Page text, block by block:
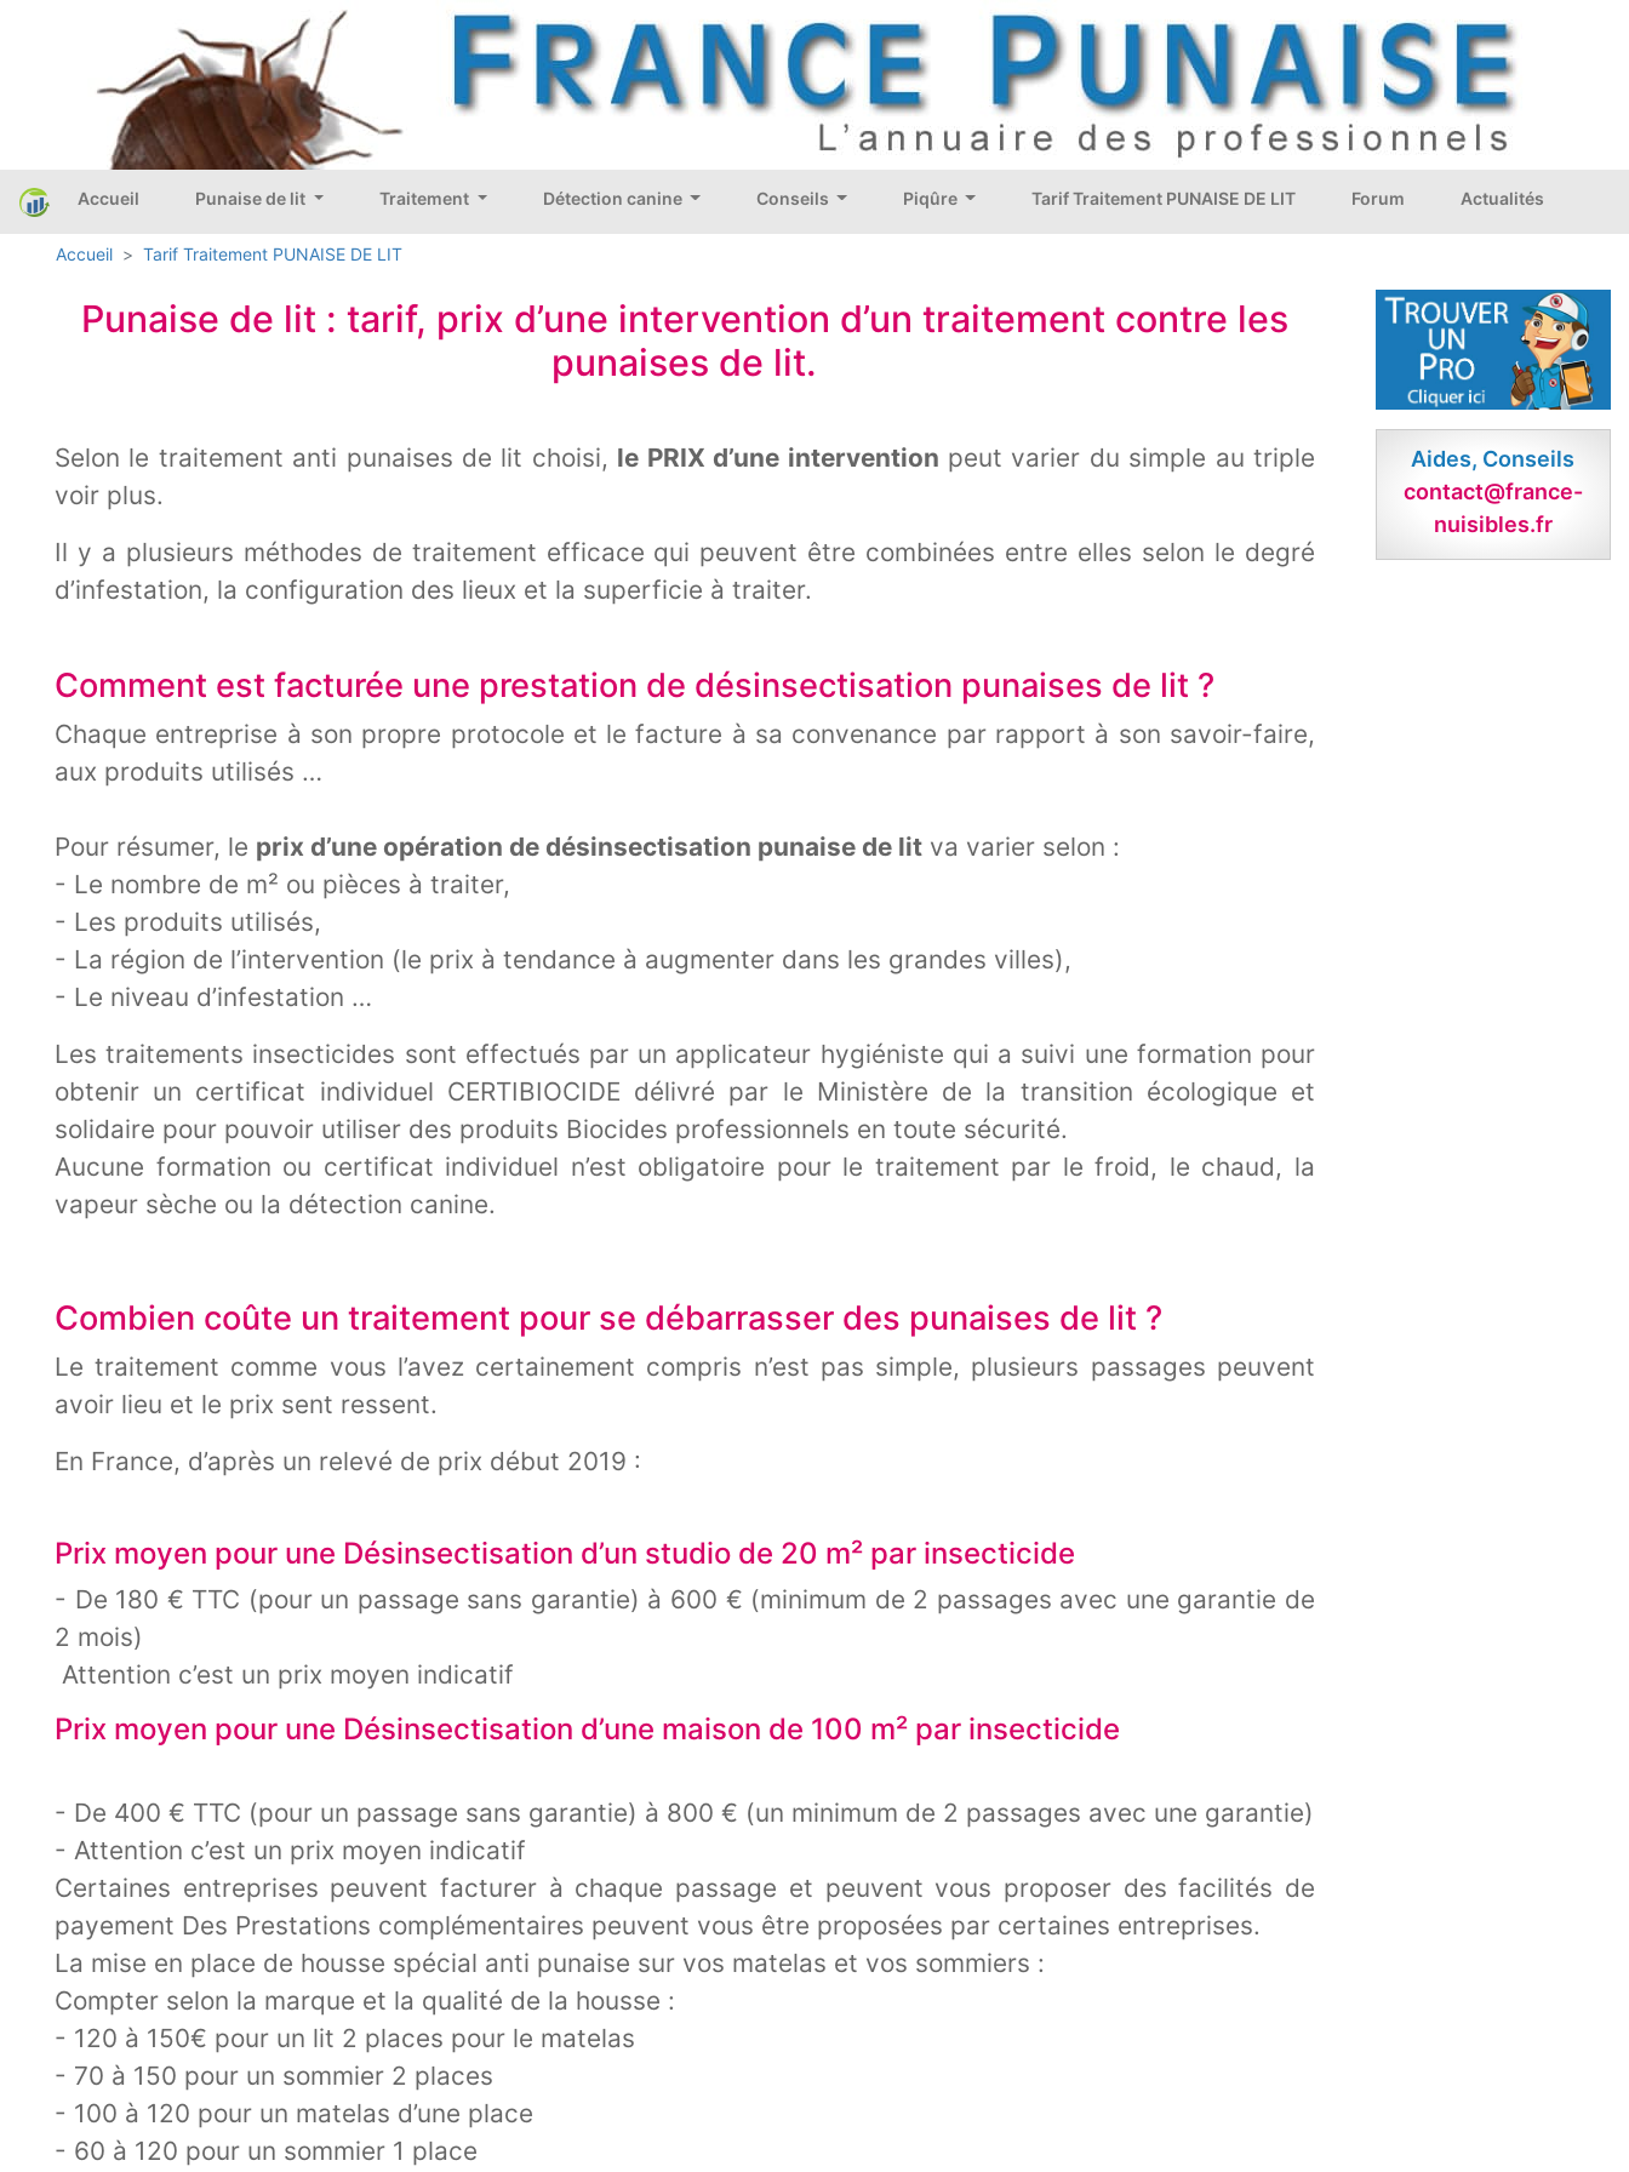
Accueil Punaise de lit Traitement Détection canine Conseils Piqûre Tarif Traitement PUNAISE DE LIT Forum Actualités
Accueil Tarif Traitement PUNAISE DE LIT
Punaise de lit : tarif, prix d’une intervention d’un traitement contre les
punaises de lit.
Selon le traitement anti punaises de lit choisi, le PRIX d’une intervention peut varier du simple au triple
voir plus.
Il y a plusieurs méthodes de traitement efficace qui peuvent être combinées entre elles selon le degré
d’infestation, la configuration des lieux et la superficie à traiter.
Comment est facturée une prestation de désinsectisation punaises de lit ?
Chaque entreprise à son propre protocole et le facture à sa convenance par rapport à son savoir-faire,
aux produits utilisés …
Pour résumer, le prix d’une opération de désinsectisation punaise de lit va varier selon :
- Le nombre de m² ou pièces à traiter,
- Les produits utilisés,
- La région de l’intervention (le prix à tendance à augmenter dans les grandes villes),
- Le niveau d’infestation …
Les traitements insecticides sont effectués par un applicateur hygiéniste qui a suivi une formation pour
obtenir un certificat individuel CERTIBIOCIDE délivré par le Ministère de la transition écologique et
solidaire pour pouvoir utiliser des produits Biocides professionnels en toute sécurité.
Aucune formation ou certificat individuel n’est obligatoire pour le traitement par le froid, le chaud, la
vapeur sèche ou la détection canine.
Combien coûte un traitement pour se débarrasser des punaises de lit ?
Le traitement comme vous l’avez certainement compris n’est pas simple, plusieurs passages peuvent
avoir lieu et le prix sent ressent.
En France, d’après un relevé de prix début 2019 :
Prix moyen pour une Désinsectisation d’un studio de 20 m² par insecticide
- De 180 € TTC (pour un passage sans garantie) à 600 € (minimum de 2 passages avec une garantie de
2 mois)
Attention c’est un prix moyen indicatif
Prix moyen pour une Désinsectisation d’une maison de 100 m² par insecticide
- De 400 € TTC (pour un passage sans garantie) à 800 € (un minimum de 2 passages avec une garantie)
- Attention c’est un prix moyen indicatif
Certaines entreprises peuvent facturer à chaque passage et peuvent vous proposer des facilités de
payement Des Prestations complémentaires peuvent vous être proposées par certaines entreprises.
La mise en place de housse spécial anti punaise sur vos matelas et vos sommiers :
Compter selon la marque et la qualité de la housse :
- 120 à 150€ pour un lit 2 places pour le matelas
- 70 à 150 pour un sommier 2 places
- 100 à 120 pour un matelas d’une place
- 60 à 120 pour un sommier 1 place
Aides, Conseils
contact@france-
nuisibles.fr